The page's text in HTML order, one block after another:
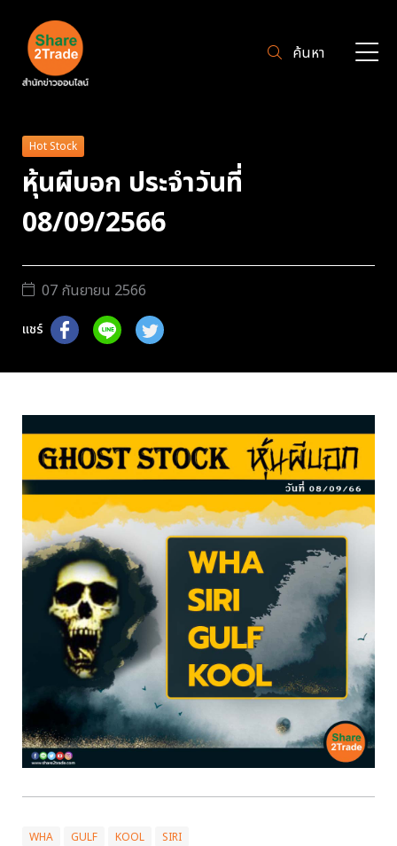
ค้นหา
Hot Stock
หุ้นผีบอก ประจำวันที่
08/09/2566
07 กันยายน 2566
แชร์
WHA GULF KOOL SIRI